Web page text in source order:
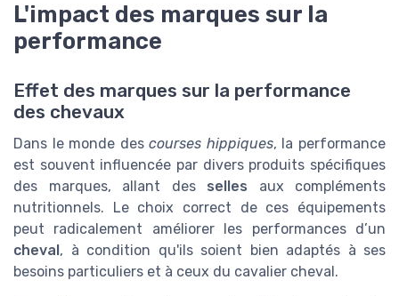
L'impact des marques sur la
performance
Effet des marques sur la performance
des chevaux
Dans le monde descourses hippiques, la performance
est souvent influencée par divers produits spécifiques
des marques, allant des selles aux compléments
nutritionnels. Le choix correct de ces équipements
peut radicalement améliorer les performances d’un
cheval , à condition qu'ils soient bien adaptés à ses
besoins particuliers et à ceux du cavalier cheval.